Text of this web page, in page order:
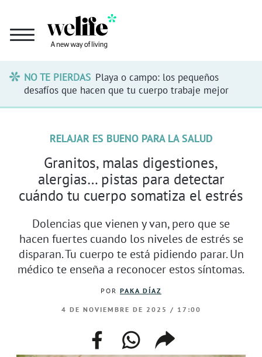
NO TE PIERDAS Playa o campo: los pequeños
desafíos que hacen que tu cuerpo trabaje mejor
RELAJAR ES BUENO PARA LA SALUD
Granitos, malas digestiones,
alergias… pistas para detectar
cuándo tu cuerpo somatiza el estrés
Dolencias que vienen y van, pero que se
hacen fuertes cuando los niveles de estrés se
disparan. Tu cuerpo te está pidiendo parar. Un
médico te enseña a reconocer estos síntomas.
POR PAKA DÍAZ
4 DE NOVIEMBRE DE 2025 / 17:00
facebookwhatsappcompartir
enlace